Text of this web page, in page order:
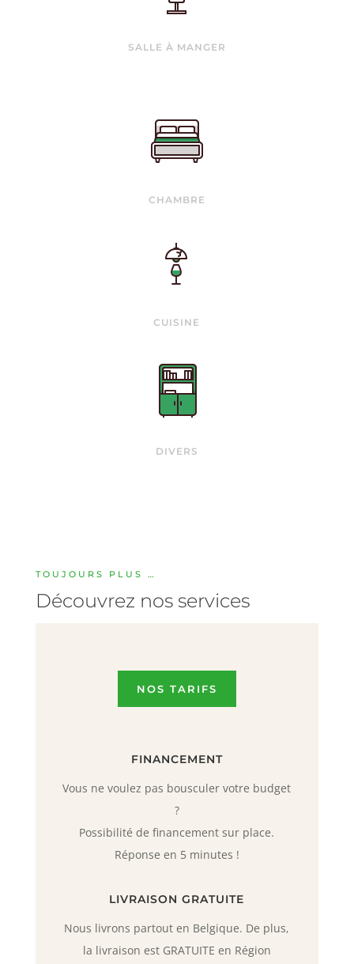
SALLE À MANGER
CHAMBRE
CUISINE
DIVERS
TOUJOURS PLUS …
Découvrez nos services
NOS TARIFS
FINANCEMENT
Vous ne voulez pas bousculer votre budget
?
Possibilité de financement sur place.
Réponse en 5 minutes !
LIVRAISON GRATUITE
Nous livrons partout en Belgique. De plus,
la livraison est GRATUITE en Région